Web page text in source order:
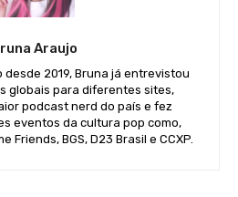
Araujo
2019, Bruna já entrevistou
globais para diferentes sites,
podcast nerd do país e fez
eventos da cultura pop como,
Friends, BGS, D23 Brasil e CCXP.